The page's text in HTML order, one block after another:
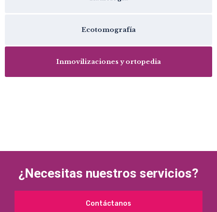
Ecotomografía
Inmovilizaciones y ortopedia
¿Necesitas nuestros servicios?
Contáctanos